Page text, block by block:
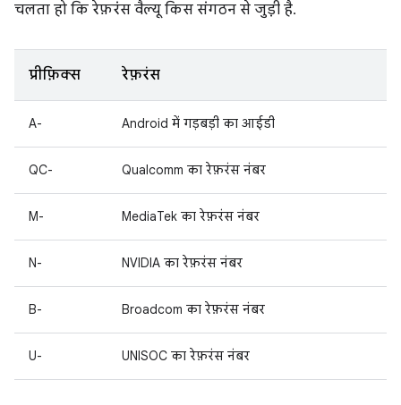
चलता हो कि रेफ़रंस वैल्यू किस संगठन से जुड़ी है.
प्रीफ़िक्स रेफ़रंस
A- Android में गड़बड़ी का आईडी
QC- Qualcomm का रेफ़रंस नंबर
M- MediaTek का रेफ़रंस नंबर
N- NVIDIA का रेफ़रंस नंबर
B- Broadcom का रेफ़रंस नंबर
U- UNISOC का रेफ़रंस नंबर